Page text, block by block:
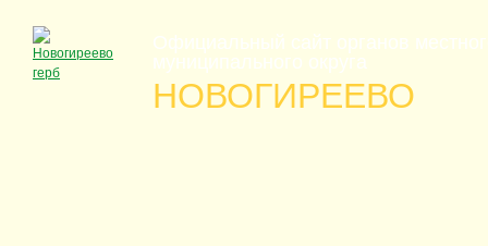
Официальный сайт органов
муниципального округа
НОВОГИРЕЕВО